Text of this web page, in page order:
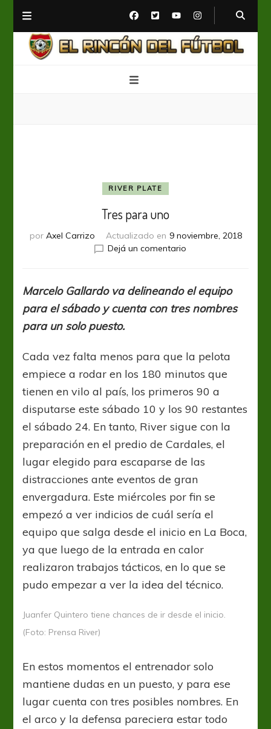
RIVER PLATE
Tres para uno
por Axel Carrizo Actualizado en 9 noviembre, 2018
Dejá un comentarioen
uno
Marcelo Gallardo va delineando el equipo
para el sábado y cuenta con tres nombres
para un solo puesto.
Cada vez falta menos para que la pelota
empiece a rodar en los 180 minutos que
tienen en vilo al país, los primeros 90 a
disputarse este sábado 10 y los 90 restantes
el sábado 24. En tanto, River sigue con la
preparación en el predio de Cardales, el
lugar elegido para escaparse de las
distracciones ante eventos de gran
envergadura. Este miércoles por fin se
empezó a ver indicios de cuál sería el
equipo que salga desde el inicio en La Boca,
ya que luego de la entrada en calor
realizaron trabajos tácticos, en lo que se
pudo empezar a ver la idea del técnico.
Juanfer Quintero tiene chances de ir desde el inicio.
(Foto: Prensa River)
En estos momentos el entrenador solo
mantiene dudas en un puesto, y para ese
lugar cuenta con tres posibles nombres. En
el arco y la defensa pareciera estar todo